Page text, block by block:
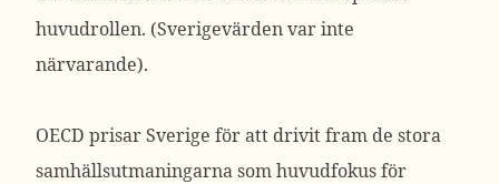
huvudrollen. (Sverigevärden var inte
närvarande).
OECD prisar Sverige för att drivit fram de stora
samhällsutmaningarna som huvudfokus för